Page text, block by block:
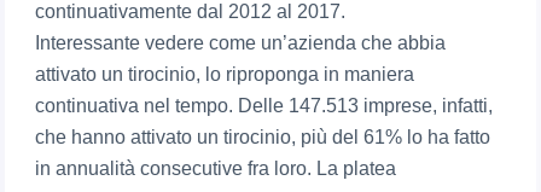
continuativamente dal 2012 al 2017.
Interessante vedere come un’azienda che abbia
attivato un tirocinio, lo riproponga in maniera
continuativa nel tempo. Delle 147.513 imprese, infatti,
che hanno attivato un tirocinio, più del 61% lo ha fatto
in annualità consecutive fra loro. La platea